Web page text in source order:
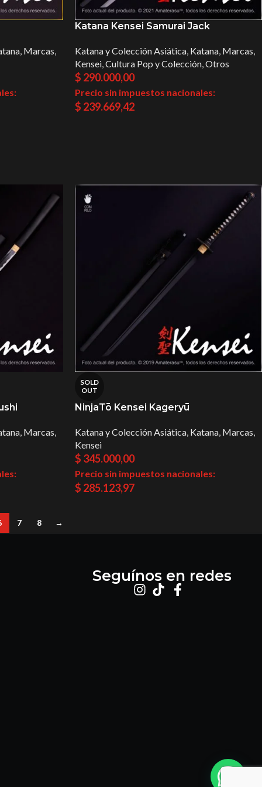
, Marcas
Katana Kensei Samurai Jack
Katana y Colección Asiática, Katana, Marcas
Kensei, Cultura Pop y Colección, Otros
$ 290.000,00
Precio sin impuestos nacionales:
$ 239.669,42
, Marcas,
SOLD
OUT
NinjaTō Kensei Kageryū
Katana y Colección Asiática, Katana, Marcas,
Kensei
$ 345.000,00
Precio sin impuestos nacionales:
$ 285.123,97
7 8 →
Seguínos en redes